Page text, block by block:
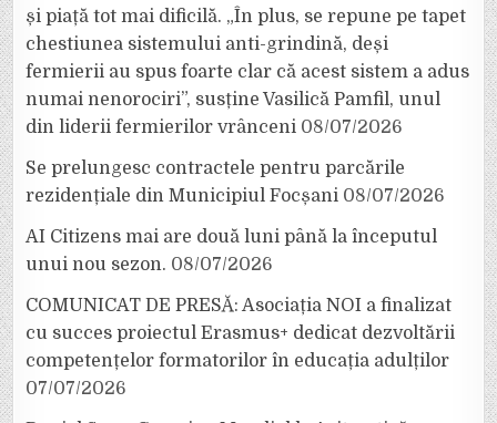
și piață tot mai dificilă. „În plus, se repune pe tapet
chestiunea sistemului anti-grindină, deși
fermierii au spus foarte clar că acest sistem a adus
numai nenorociri”, susține Vasilică Pamfil, unul
din liderii fermierilor vrânceni 08/07/2026
Se prelungesc contractele pentru parcările
rezidențiale din Municipiul Focșani 08/07/2026
AI Citizens mai are două luni până la începutul
unui nou sezon. 08/07/2026
COMUNICAT DE PRESĂ: Asociația NOI a finalizat
cu succes proiectul Erasmus+ dedicat dezvoltării
competențelor formatorilor în educația adulților
07/07/2026